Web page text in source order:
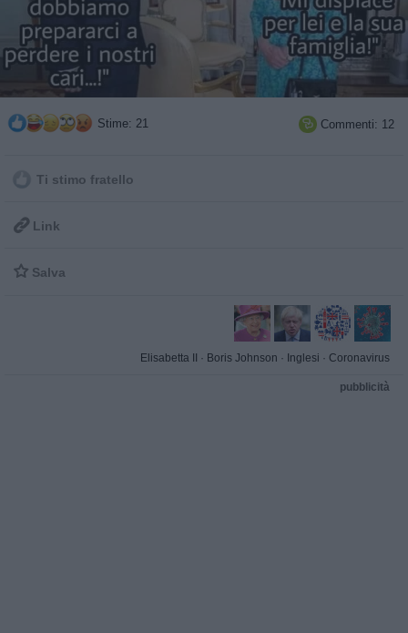
Stime: 21  Commenti: 12
Ti stimo fratello
 Link
 Salva
Elisabetta II · Boris Johnson · Inglesi · Coronavirus
pubblicità